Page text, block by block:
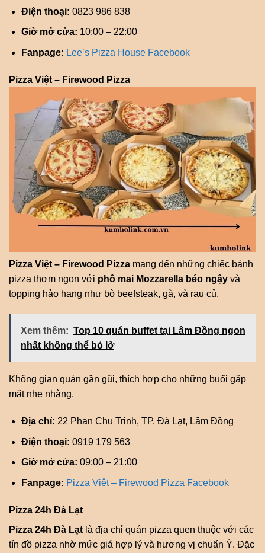
Điện thoại: 0823 986 838
Giờ mở cửa: 10:00 – 22:00
Fanpage: Lee’s Pizza House Facebook
Pizza Việt – Firewood Pizza
Pizza Việt – Firewood Pizza mang đến những chiếc bánh
pizza thơm ngon với phô mai Mozzarella béo ngậy và
topping hảo hạng như bò beefsteak, gà, và rau củ.
Xem thêm: Top 10 quán buffet tại Lâm Đồng ngon
nhất không thể bỏ lỡ
Không gian quán gần gũi, thích hợp cho những buổi gặp
mặt nhẹ nhàng.
Địa chỉ: 22 Phan Chu Trinh, TP. Đà Lạt, Lâm Đồng
Điện thoại: 0919 179 563
Giờ mở cửa: 09:00 – 21:00
Fanpage: Pizza Việt – Firewood Pizza Facebook
Pizza 24h Đà Lạt
Pizza 24h Đà Lạt là địa chỉ quán pizza quen thuộc với các
tín đồ pizza nhờ mức giá hợp lý và hương vị chuẩn Ý. Đặc